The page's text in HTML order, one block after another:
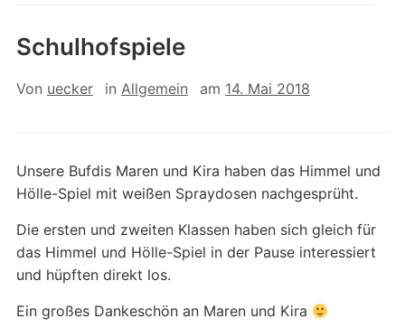
Schulhofspiele
Von uecker in Allgemein am 14. Mai 2018
Unsere Bufdis Maren und Kira haben das Himmel und
Hölle-Spiel mit weißen Spraydosen nachgesprüht.
Die ersten und zweiten Klassen haben sich gleich für
das Himmel und Hölle-Spiel in der Pause interessiert
und hüpften direkt los.
Ein großes Dankeschön an Maren und Kira